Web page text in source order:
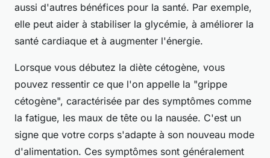
aussi d'autres bénéfices pour la santé. Par exemple,
elle peut aider à stabiliser la glycémie, à améliorer la
santé cardiaque et à augmenter l'énergie.
Lorsque vous débutez la diète cétogène, vous
pouvez ressentir ce que l'on appelle la "grippe
cétogène", caractérisée par des symptômes comme
la fatigue, les maux de tête ou la nausée. C'est un
signe que votre corps s'adapte à son nouveau mode
d'alimentation. Ces symptômes sont généralement